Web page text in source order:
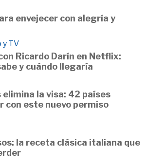
envejecer con alegría y
y TV
Ricardo Darín en Netflix:
y cuándo llegaría
elimina la visa: 42 países
con este nuevo permiso
la receta clásica italiana que